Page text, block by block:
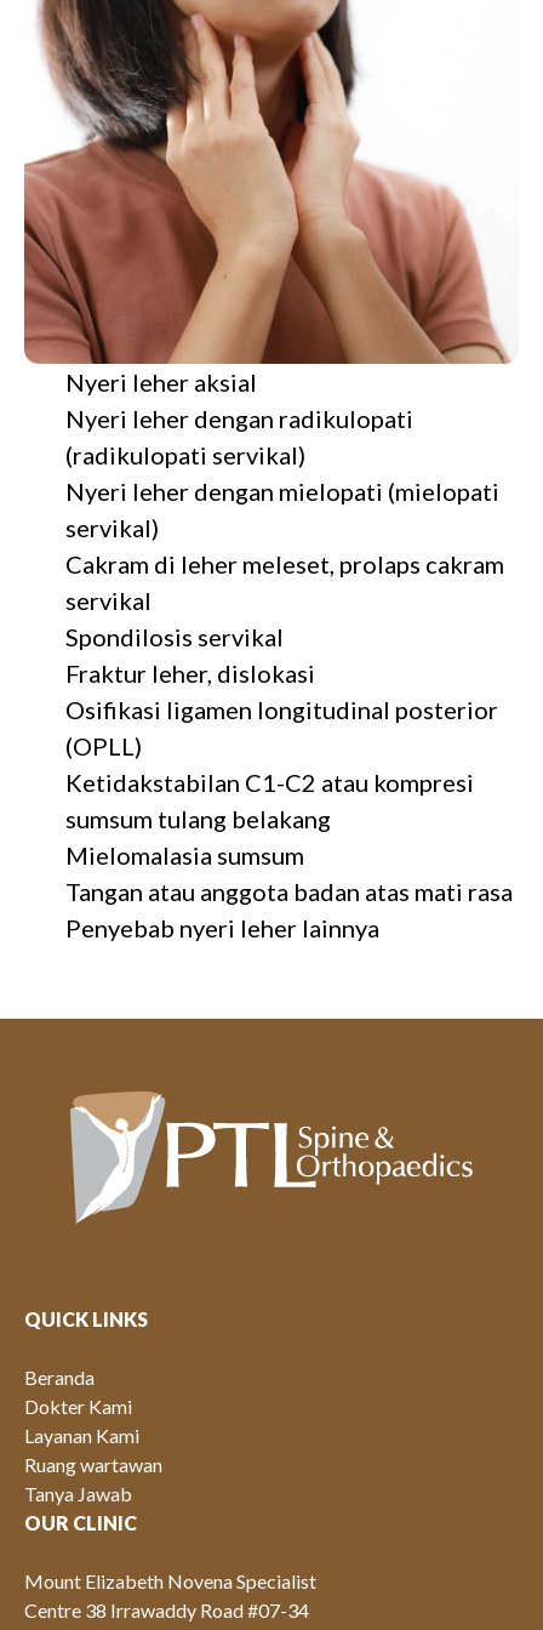
Nyeri leher aksial
Nyeri leher dengan radikulopati
(radikulopati servikal)
Nyeri leher dengan mielopati (mielopati
servikal)
Cakram di leher meleset, prolaps cakram
servikal
Spondilosis servikal
Fraktur leher, dislokasi
Osifikasi ligamen longitudinal posterior
(OPLL)
Ketidakstabilan C1-C2 atau kompresi
sumsum tulang belakang
Mielomalasia sumsum
Tangan atau anggota badan atas mati rasa
Penyebab nyeri leher lainnya
QUICK LINKS
Beranda
Dokter Kami
Layanan Kami
Ruang wartawan
Tanya Jawab
OUR CLINIC
Mount Elizabeth Novena Specialist
Centre 38 Irrawaddy Road #07-34